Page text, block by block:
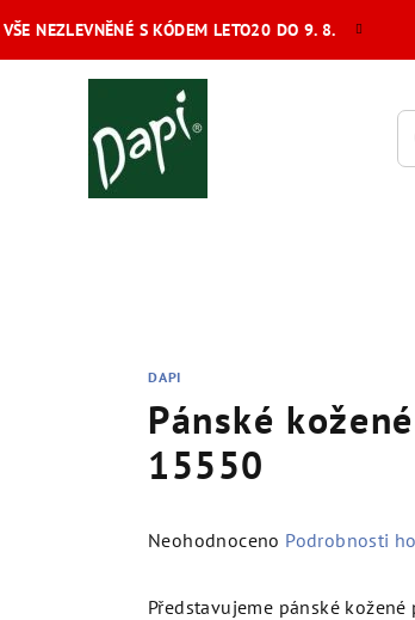
NEZLEVNĚNÉ S KÓDEM LETO20 DO 9. 8.
DAPI
Pánské
15550
Průměrné
produktu
Neohodnoceno Podrobnosti
Představujeme pánské